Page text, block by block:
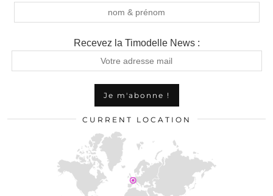
Recevez la Timodelle News :
CURRENT LOCATION